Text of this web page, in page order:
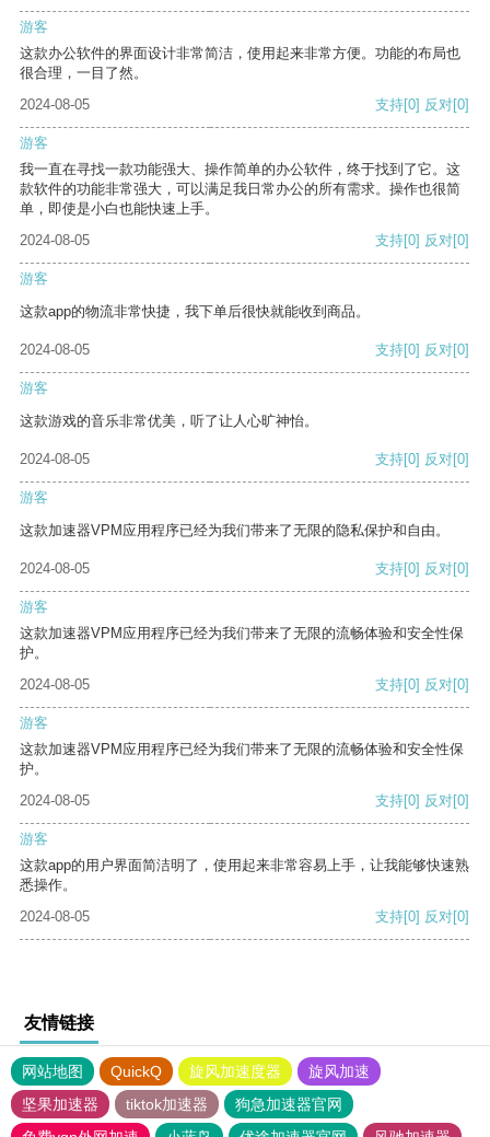
游客
这款办公软件的界面设计非常简洁，使用起来非常方便。功能的布局也
很合理，一目了然。
2024-08-05
支持[0] 反对[0]
游客
我一直在寻找一款功能强大、操作简单的办公软件，终于找到了它。这
款软件的功能非常强大，可以满足我日常办公的所有需求。操作也很简
单，即使是小白也能快速上手。
2024-08-05
支持[0] 反对[0]
游客
这款app的物流非常快捷，我下单后很快就能收到商品。
2024-08-05 支持[0] 反对[0]
游客
这款游戏的音乐非常优美，听了让人心旷神怡。
2024-08-05 支持[0] 反对[0]
游客
这款加速器VPM应用程序已经为我们带来了无限的隐私保护和自由。
2024-08-05 支持[0] 反对[0]
游客
这款加速器VPM应用程序已经为我们带来了无限的流畅体验和安全性保
护。
2024-08-05
支持[0] 反对[0]
游客
这款加速器VPM应用程序已经为我们带来了无限的流畅体验和安全性保
护。
2024-08-05
支持[0] 反对[0]
游客
这款app的用户界面简洁明了，使用起来非常容易上手，让我能够快速熟
悉操作。
2024-08-05
支持[0] 反对[0]
友情链接
网站地图 QuickQ 旋风加速度器
旋风加速
坚果加速器
tiktok加速器
狗急加速器官网